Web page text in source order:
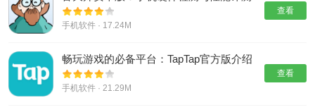
利器
手机软件 · 17.24M
查看
畅玩游戏的必备平台：TapTap官方版介绍
手机软件 · 21.29M
查看